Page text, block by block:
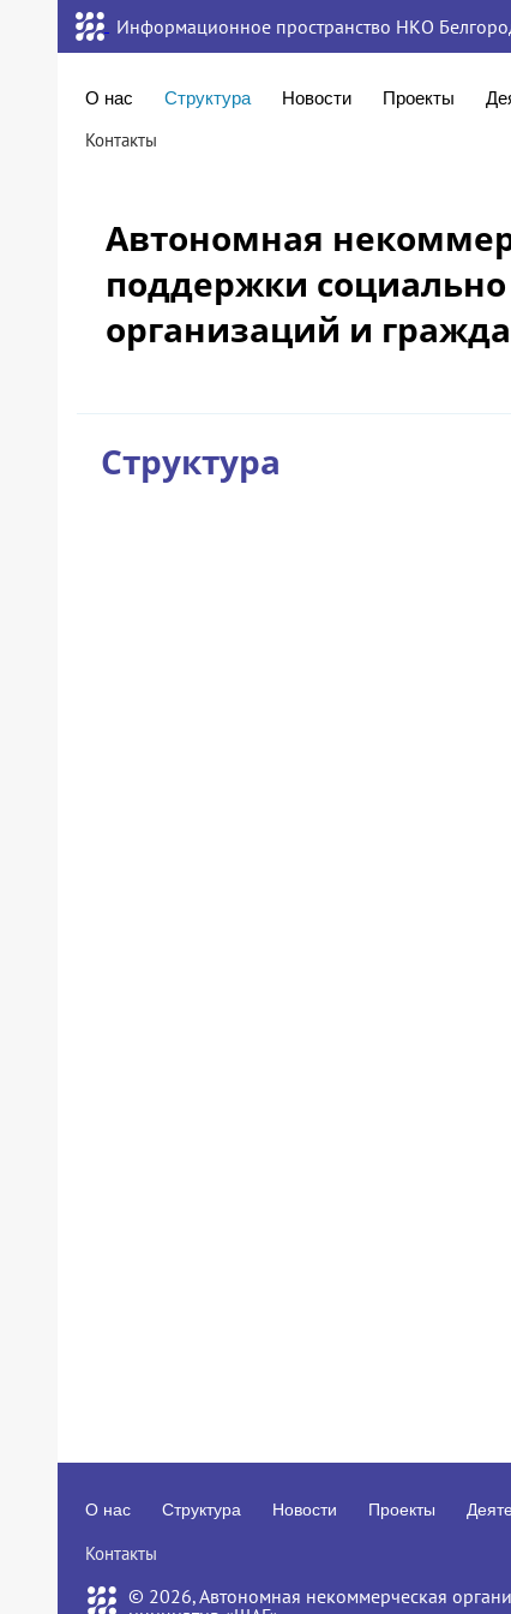
Информационное пространство НКО
О нас Структура Новости Проекты
Контакты
Автономная
поддержки
организаций и
Структура
О нас Структура Новости Проекты
Контакты
© 2026, Автономная некоммерческая